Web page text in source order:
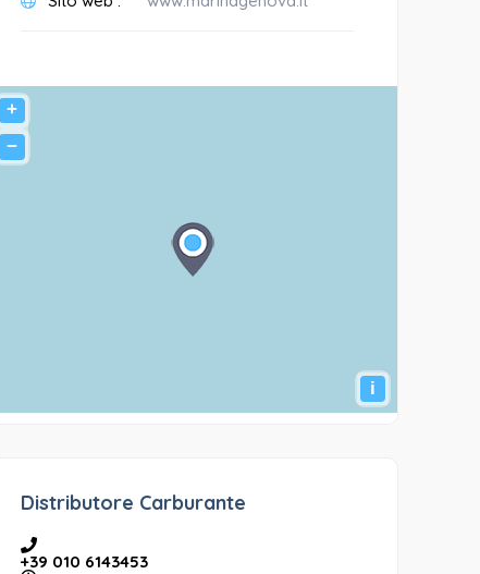
+
−
i
Distributore Carburante
+39 010 6143453